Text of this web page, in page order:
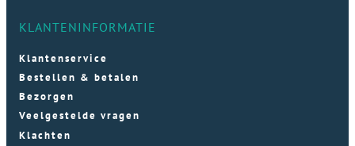
KLANTENINFORMATIE
Klantenservice
Bestellen & betalen
Bezorgen
Veelgestelde vragen
Klachten